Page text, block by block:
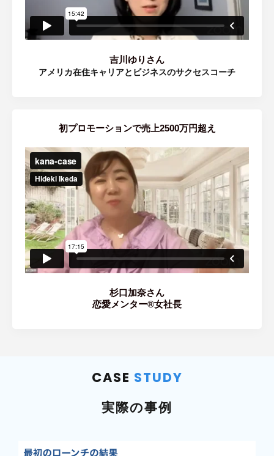
吉川ゆりさん
アメリカ在住キャリアとビジネスのサクセスコーチ
初プロモーションで売上2500万円超え
杉口加奈さん
恋愛メンター®女社長
CASE STUDY
実際の事例